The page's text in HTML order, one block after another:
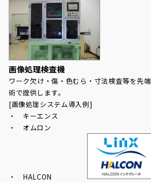
画像処理検査機
ワーク欠け・傷・色むら・寸法検査等を先
術で提供します。
[画像処理システム導入例]
・ キーエンス
・ オムロン
・ HALCON